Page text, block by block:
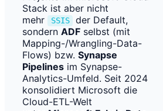
Stack ist aber nicht
mehr
SSIS
der Default,
sondern ADF selbst (mit
Mapping-/Wrangling-Data-
Flows) bzw. Synapse
Pipelines im Synapse-
Analytics-Umfeld. Seit 2024
konsolidiert Microsoft die
Cloud-ETL-Welt